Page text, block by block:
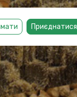
Приєднатися